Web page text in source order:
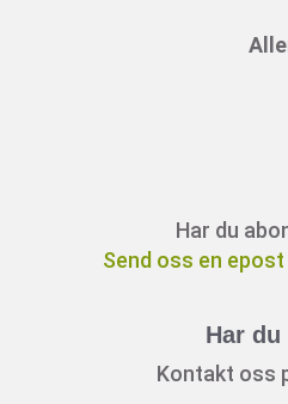
Har du
Send oss en
Har
Kontakt oss